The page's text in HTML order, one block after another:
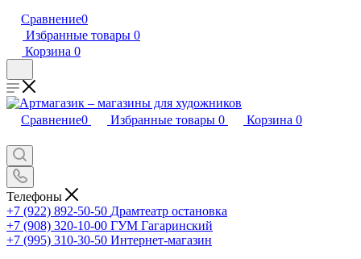
Сравнение0
Избранные товары 0
Корзина 0
Сравнение0 Избранные товары 0 Корзина 0
Телефоны
+7 (922) 892-50-50 Драмтеатр остановка
+7 (908) 320-10-00 ГУМ Гагаринский
+7 (995) 310-30-50 Интернет-магазин